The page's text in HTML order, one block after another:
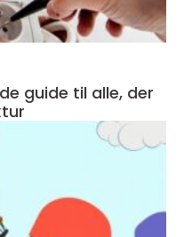
guide til alle, der